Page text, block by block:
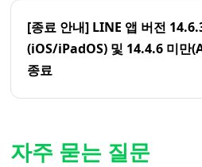
[종료 안내] LINE 앱 버전
(iOS/iPadOS) 및 14.4.6 미만
종료
자주 묻는 질문